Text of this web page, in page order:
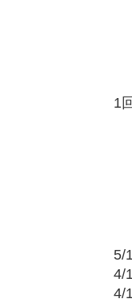
・
提
・
1回
・
・
・
・
・
5/
4/
4/